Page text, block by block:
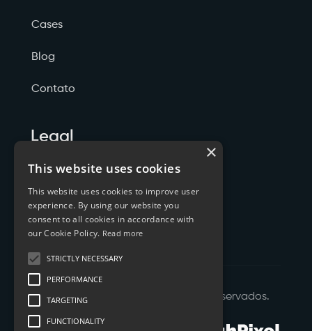
Cases
Blog
Contato
Legal
Termos de Serviço
Cookies
©2026XTYL - Todos os Direitos Reservados.
×
This website uses cookies
This website uses cookies to improve user
experience. By using our website you
consent to all cookies in accordance with
our Cookie Policy. Read more
STRICTLY NECESSARY
PERFORMANCE
TARGETING
FUNCTIONALITY